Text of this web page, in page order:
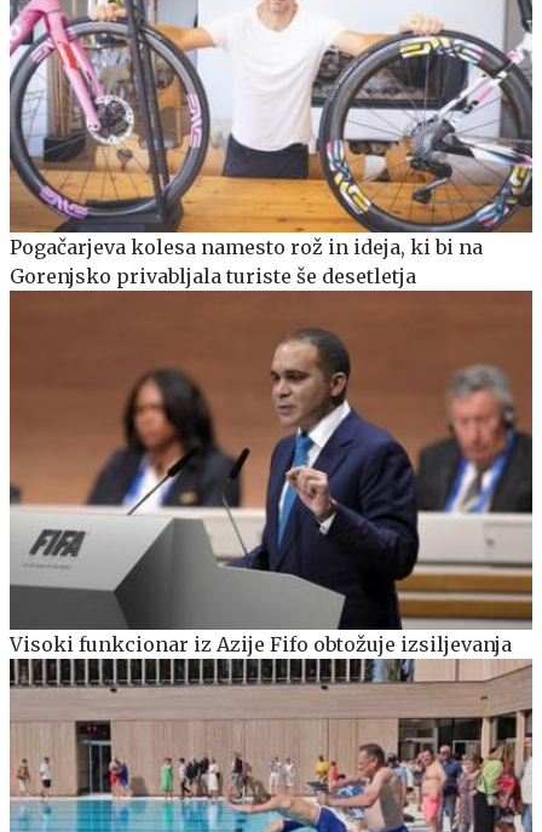
Pogačarjeva kolesa namesto rož in ideja, ki bi na
Gorenjsko privabljala turiste še desetletja
Visoki funkcionar iz Azije Fifo obtožuje izsiljevanja